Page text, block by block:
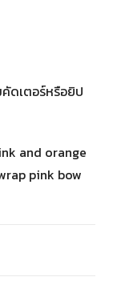
ดเตอร์หรือยิป
and orange
pink bow